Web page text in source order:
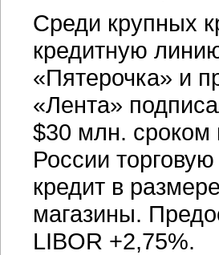
Среди крупных
кредитную
«Пятерочка» и
«Лента»
$30 млн. сроком
России
кредит в
магазины.
LIBOR +2,75%.